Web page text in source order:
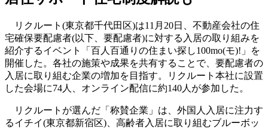
リクルート(東京都千代田区)は11月20日、不動産会社の住
宅確保要配慮者(以下、要配慮者)に対する入居の取り組みを
紹介するイベント「百人百通りの住まい探し100mo(モ)!」を
開催した。各社の施策や成果を共有することで、要配慮者の
入居に取り組む企業の増加を目指す。リクルート本社に設置
した会場に74人、オンライン配信に約140人が参加した。
リクルートが選んだ「称賛企業」は、外国人入居に注力す
るイチイ(東京都新宿区)、高齢者入居に取り組むブルーボッ